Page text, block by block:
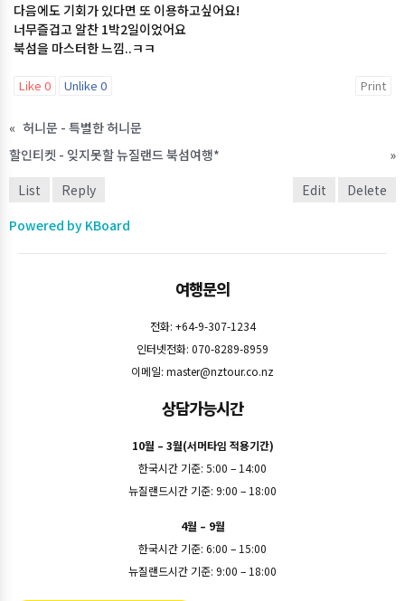
다음에도 기회가 있다면 또 이용하고싶어요!
너무즐겁고 알찬 1박2일이었어요
북섬을 마스터한 느낌..ㅋㅋ
Like 0 Unlike 0 Print
« 허니문 - 특별한 허니문
할인티켓 - 잊지못할 뉴질랜드 북섬여행*
»
List
Reply Edit
Delete
Powered by KBoard
여행문의
전화: +64-9-307-1234
인터넷전화: 070-8289-8959
이메일: master@nztour.co.nz
상담가능시간
10월 – 3월(서머타임 적용기간)
한국시간 기준: 5:00 – 14:00
뉴질랜드시간 기준: 9:00 – 18:00
4월 – 9월
한국시간 기준: 6:00 – 15:00
뉴질랜드시간 기준: 9:00 – 18:00